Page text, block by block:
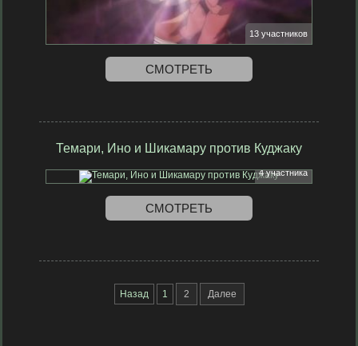
13 участников
СМОТРЕТЬ
Темари, Ино и Шикамару против Куджаку
4 участника
СМОТРЕТЬ
Назад 1 2 Далее